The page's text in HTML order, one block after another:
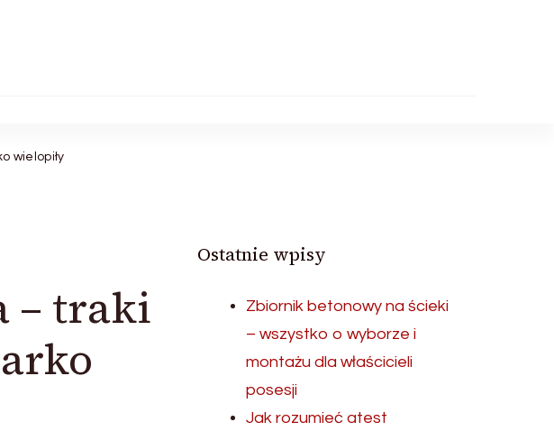
wielopiły
– traki
Ostatnie wpisy
Zbiornik betonowy na ścieki
– wszystko o wyborze i
montażu dla właścicieli
posesji
Jak rozumieć atest